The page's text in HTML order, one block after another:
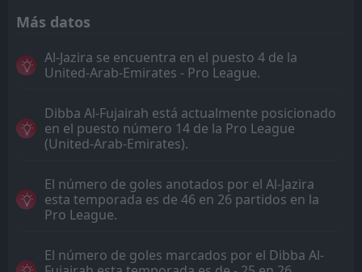
Más datos
Al-Jazira se encuentra en el puesto 4 de la
United-Arab-Emirates - Pro League.
Dibba Al-Fujairah está actualmente posicionado
en el puesto número 14 de la Pro League
(United-Arab-Emirates).
El número de goles anotados por el Al-Jazira
esta temporada es de 46 en 26 partidos en la
Pro League.
El número de goles marcados por el Dibba Al-